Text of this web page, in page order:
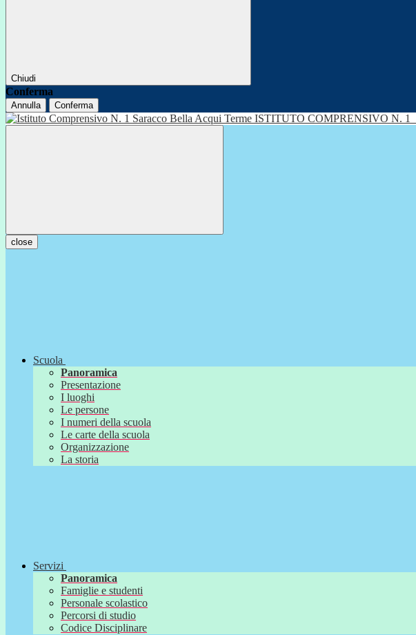
Chiudi
Conferma
Annulla Conferma
ISTITUTO COMPRENSIVO N. 1
close
Scuola
Panoramica
Presentazione
I luoghi
Le persone
I numeri della scuola
Le carte della scuola
Organizzazione
La storia
Servizi
Panoramica
Famiglie e studenti
Personale scolastico
Percorsi di studio
Codice Disciplinare